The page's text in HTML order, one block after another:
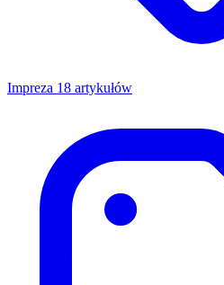
Impreza 18 artykułów